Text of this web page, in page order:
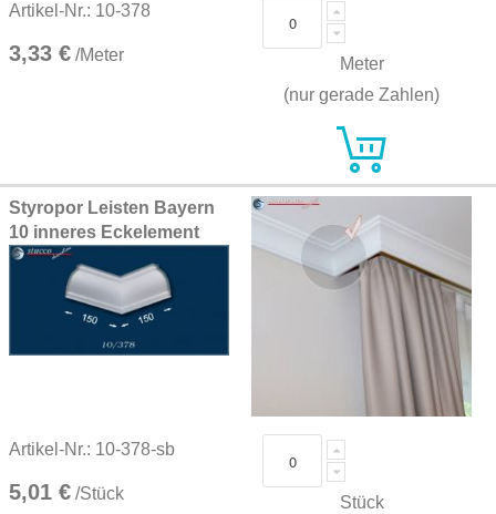
Artikel-Nr.: 10-378
3,33 € /Meter
Meter
(nur gerade Zahlen)
Styropor Leisten Bayern
10 inneres Eckelement
Artikel-Nr.: 10-378-sb
5,01 € /Stück Stück